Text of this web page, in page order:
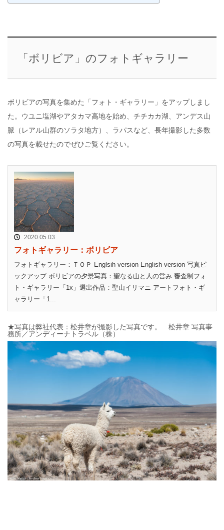
「ボリビア」のフォトギャラリー
ボリビアの写真を集めた「フォト・ギャラリー」をアップしまし
た。ウユニ塩湖やアタカマ高地を始め、チチカカ湖、アンデス山
脈（レアル山群のソラタ地方）、ラパスなど、長年撮影した多数
の写真を載せたのでぜひご覧ください。
2020.05.03
フォトギャラリー：ボリビア
フォトギャラリー：ＴＯＰ Englsih version English version 写真ピ
ックアップ ボリビアの夕景写真：聖なる山と人の営み 審査制フォ
ト・ギャラリー「1x」選出作品：聖山イリマニ アートフォト・ギ
ャラリー「1...
★写真は弊社代表：松井章が撮影した写真です。 松井章 写真事
務所／アンディーナトラベル（株）